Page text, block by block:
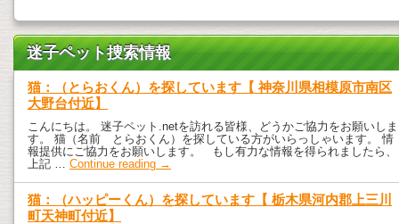
迷子ペット捜索情報
猫：（とらおくん）を探しています【 神奈川県相模原市南区
大野台付近】
こんにちは。 迷子ペット.netを訪れる皆様、どうかご協力をお願いしま
す。 猫（名前 とらおくん）を探している方がいらっしゃいます。 情
報提供にご協力をお願いします。 もし有力な情報を得られましたら、
上記 … Continue reading →
猫：（ハッピーくん）を探しています【 栃木県河内郡上三川
町天神町付近】